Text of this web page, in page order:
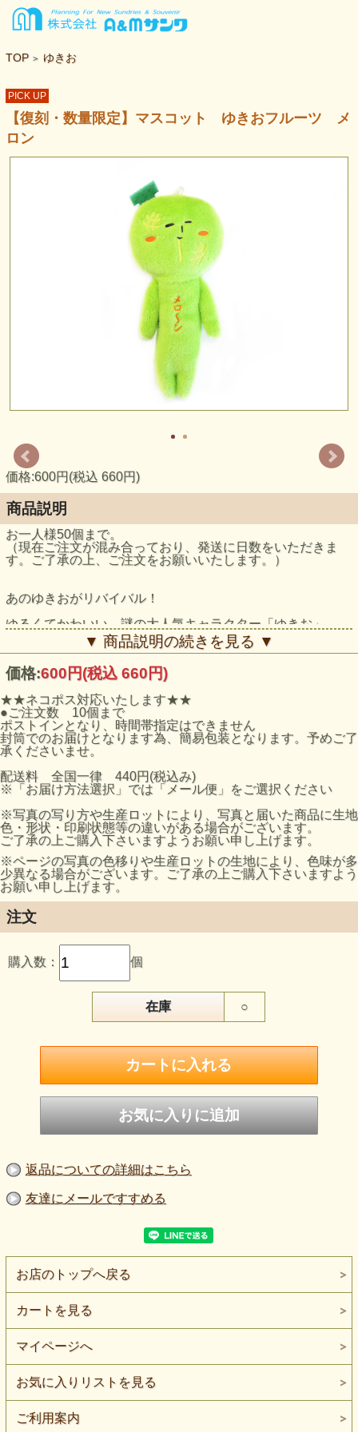
TOP > ゆきお
PICK UP
【復刻・数量限定】マスコット ゆきおフルーツ メ
ロン
価格:600円(税込 660円)
商品説明
お一人様50個まで。
（現在ご注文が混み合っており、発送に日数をいただきま
す。ご了承の上、ご注文をお願いいたします。）
あのゆきおがリバイバル！
ゆるくてかわいい、謎の大人気キャラクター「ゆきお」
みんな大好き、高級フルーツ「メロン」です♪
よだれがでちゃう。だってメロンなんだもん♪
ボールチェーン付き
▼ 商品説明の続きを見る ▼
価格:600円(税込 660円)
★★ネコポス対応いたします★★
●ご注文数 10個まで
ポストインとなり、時間帯指定はできません
封筒でのお届けとなります為、簡易包装となります。予めご了
承くださいませ。
配送料 全国一律 440円(税込み)
※「お届け方法選択」では「メール便」をご選択ください
※写真の写り方や生産ロットにより、写真と届いた商品に生地
色・形状・印刷状態等の違いがある場合がございます。
ご了承の上ご購入下さいますようお願い申し上げます。
※ページの写真の色移りや生産ロットの生地により、色味が多
少異なる場合がございます。ご了承の上ご購入下さいますよう
お願い申し上げます。
注文
購入数： 個
在庫 ○
返品についての詳細はこちら
友達にメールですすめる
お店のトップへ戻る
カートを見る
マイページへ
お気に入りリストを見る
ご利用案内